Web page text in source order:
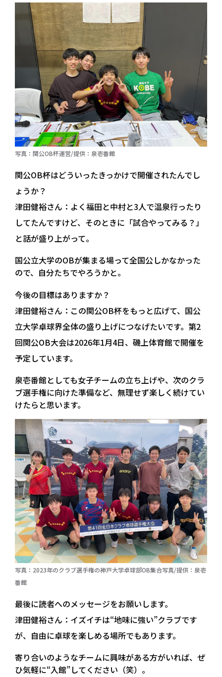
写真：関公OB杯運営/提供：泉壱番館
関公OB杯はどういったきっかけで開催されたんでし
ょうか？
津田健裕さん： よく福田と中村と3人で温泉行ったり
してたんですけど、そのときに「試合やってみる？」
と話が盛り上がって。
国公立大学のOBが集まる場って全国公しかなかった
ので、自分たちでやろうかと。
今後の目標はありますか？
津田健裕さん： この関公OB杯をもっと広げて、国公
立大学卓球界全体の盛り上げにつなげたいです。第2
回関公OB大会は2026年1月4日、磯上体育館で開催を
予定しています。
泉壱番館としても女子チームの立ち上げや、次のクラ
ブ選手権に向けた準備など、無理せず楽しく続けてい
けたらと思います。
写真：2023年のクラブ選手権の神戸大学卓球部OB集合写真/提供：泉壱
番館
最後に読者へのメッセージをお願いします。
津田健裕さん： イズイチは“地味に強い”クラブです
が、自由に卓球を楽しめる場所でもあります。
寄り合いのようなチームに興味がある方がいれば、ぜ
ひ気軽に“入館”してください（笑）。